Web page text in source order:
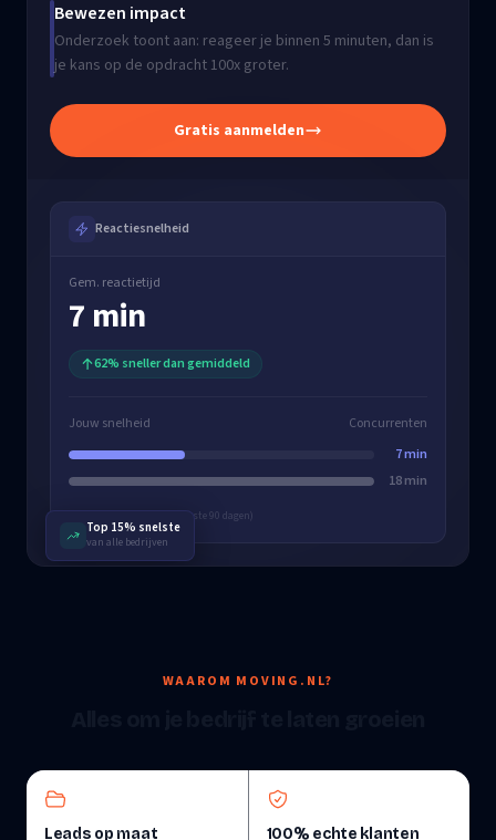
Reactiesnelheid
Gem. reactietijd
7 min
62% sneller dan gemiddeld
Jouw snelheid
Concurrenten
7 min
18 min
Op basis van 12 leads (laatste 90 dagen)
Top 15% snelste
van alle bedrijven
Bewezen impact
Onderzoek toont aan: reageer je binnen 5 minuten, dan is
je kans op de opdracht 100x groter.
Gratis aanmelden
WAAROM MOVING.NL?
Leads op maat 100% echte klanten